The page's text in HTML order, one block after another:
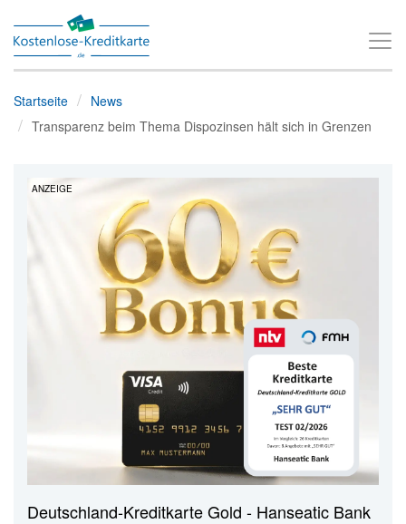
T
o
Startseite
News
Transparenz beim Thema Dispozinsen hält sich in Grenzen
ANZEIGE
Deutschland-Kreditkarte Gold - Hanseatic Bank